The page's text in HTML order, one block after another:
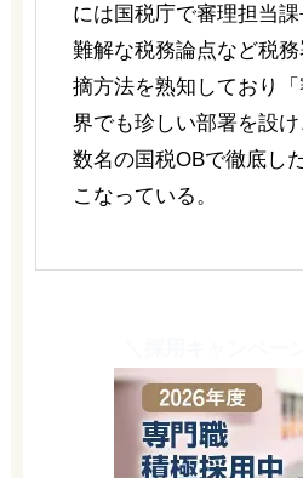
には国税庁で審理担当課
難解な税務論点など税
摘方法を熟知しており
界でも珍しい部署を設
数名の国税OBで徹底し
こなっている。